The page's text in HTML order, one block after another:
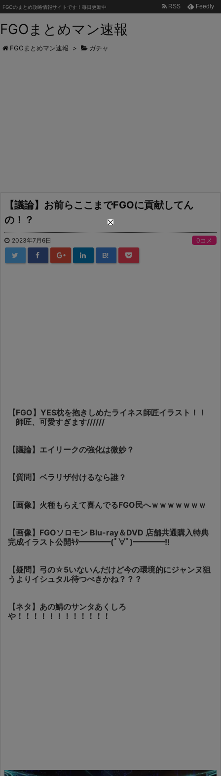
FGOまとめマン速報
FGOのまとめ攻略情報サイトです！毎日更新中 RSS Feedly
FGOまとめマン速報 > ガチャ
【議論】お前らここまでFGOに貢献してん
の！？
2023年7月6日 0コメ
B!
【FGO】YES枕を抱きしめたライネス師匠イラスト！！
師匠、可愛すぎます//////
【議論】エイリークの強化は微妙？
【質問】ベラリザ付けるなら誰？
【画像】火種もらえて喜んでるFGO民へｗｗｗｗｗｗｗ
【画像】FGOソロモン Blu-ray＆DVD 店舗共通購入特典
完成イラスト公開ｷﾀ━━━━(ﾟ∀ﾟ)━━━━!!
【疑問】弓の☆5いないんだけど今の環境的にジャンヌ狙
うよりイシュタル待つべきかね？？？
【ネタ】あの鯖のサンタあくしろ
や！！！！！！！！！！！！